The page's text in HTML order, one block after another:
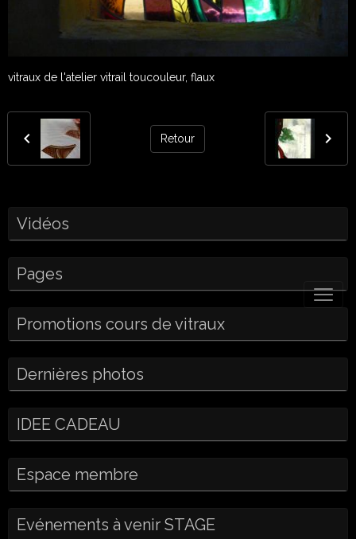
vitraux de l'atelier vitrail toucouleur, flaux
Retour
Vidéos
Pages
Promotions cours de vitraux
Dernières photos
IDEE CADEAU
Espace membre
Evénements à venir STAGE